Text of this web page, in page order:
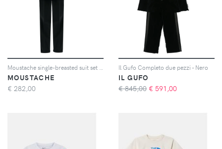
MOUSTACHE
€ 282,00
Il Gufo Completo due pezzi - Nero
IL GUFO
€ 845,00 € 591,00